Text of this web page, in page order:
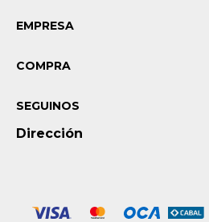
EMPRESA
COMPRA
Dirección
SEGUINOS